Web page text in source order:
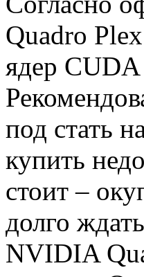
Quadro
ядер
под стать
купить
стоит –
долго
NVIDIA